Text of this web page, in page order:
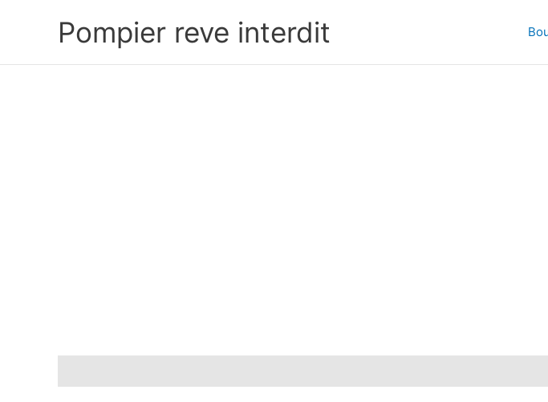
Pompier reve interdit